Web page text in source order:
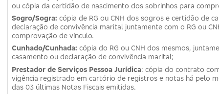
ou cópia da certidão de nascimento dos sobrinhos para
Sogro/Sogra: cópia de RG ou CNH dos sogros e certidão de
declaração de convivência marital juntamente com o RG ou
comprovação de vínculo.
Cunhado/Cunhada: cópia do RG ou CNH dos mesmos,
casamento ou declaração de convivência marital;
Prestador de Serviços Pessoa Jurídica: cópia do contrato
vigência registrado em cartório de registros e notas há pelo
das 03 últimas Notas Fiscais emitidas.